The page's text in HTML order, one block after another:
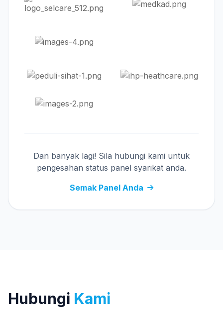
Dan banyak lagi! Sila hubungi kami untuk
pengesahan status panel syarikat anda.
Semak Panel Anda
Hubungi Kami